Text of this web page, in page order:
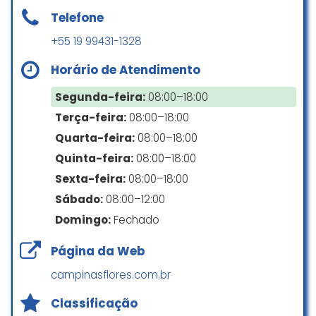
Uma cesta maravilhosa bom
atendimento chegou rápido,
recomendo! Bons produtos
eternizou um momento muito
especial para mim!!!
entrega foi super rápida.
Telefone
+55 19 99431-1328
Horário de Atendimento
Segunda-feira: 08:00–18:00
Terça-feira: 08:00–18:00
Quarta-feira: 08:00–18:00
Quinta-feira: 08:00–18:00
Sexta-feira: 08:00–18:00
Sábado: 08:00–12:00
Domingo:Fechado
Página da Web
campinasflores.com.br
Classificação